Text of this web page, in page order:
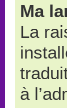
Ma
La
à